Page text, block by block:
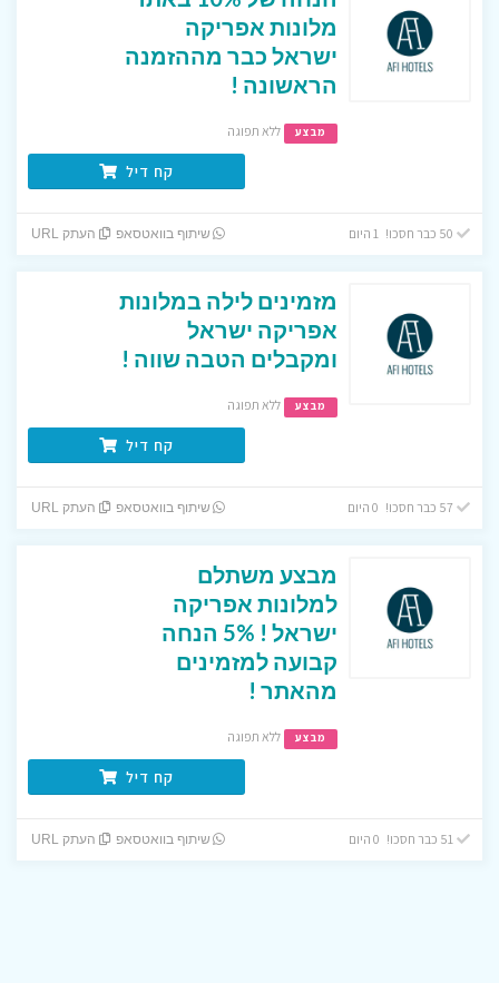
מלונות אפריקה
ישראל כבר מההזמנה
הראשונה !
מבצע ללא תפוגה
קח דיל
שיתוף בוואטסאפ העתק URL
מזמינים לילה במלונות
אפריקה ישראל
ומקבלים הטבה שווה !
מבצע ללא תפוגה
קח דיל
שיתוף בוואטסאפ העתק URL
מבצע משתלם
למלונות אפריקה
ישראל ! 5% הנחה
קבועה למזמינים
מהאתר !
מבצע ללא תפוגה
קח דיל
51 כבר חסכו! 0 היום שיתוף בוואטסאפ העתק URL